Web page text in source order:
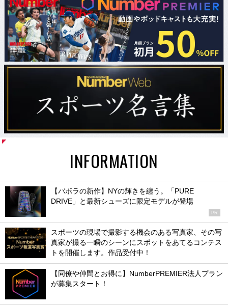
INFORMATION
【バボラの新作】NYの輝きを纏う。「PURE
DRIVE」と最新シューズに限定モデルが登場
PR
スポーツの現場で撮影する機会のある写真家、その写
真家が撮る一瞬のシーンにスポットをあてるコンテス
トを開催します。作品受付中！
【同僚や仲間とお得に】NumberPREMIER法人プラン
が募集スタート！